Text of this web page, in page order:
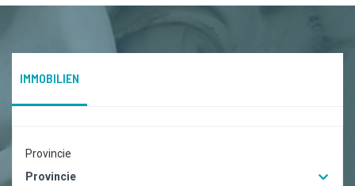
IMMOBILIEN
Provincie
Provincie